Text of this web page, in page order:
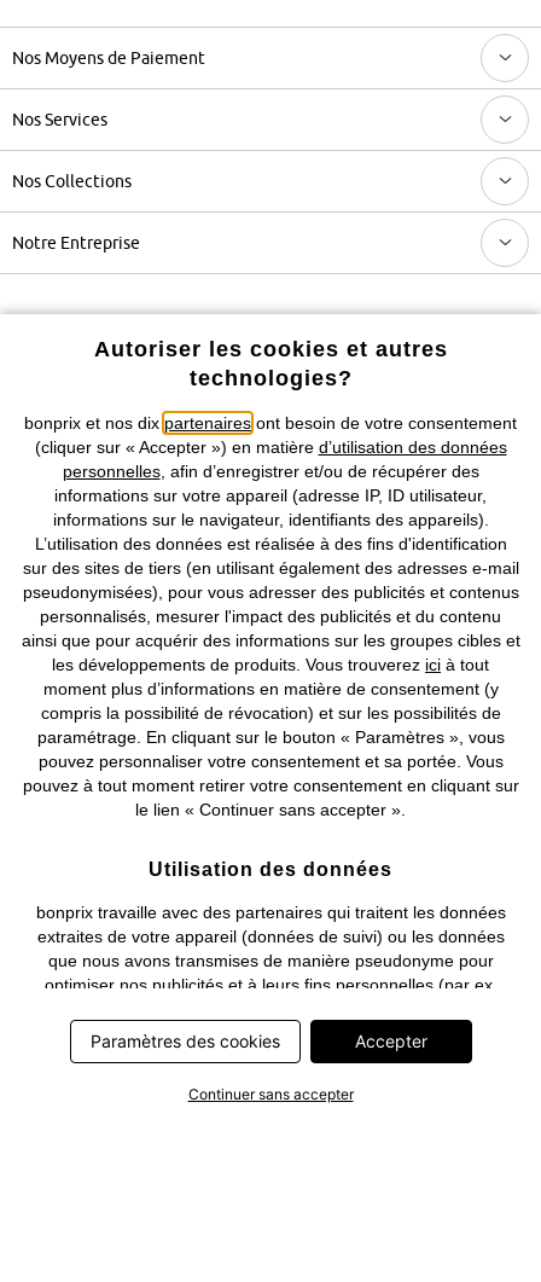
Nos Moyens de Paiement
Nos Services
Nos Collections
Notre Entreprise
Retrouvez bonprix sur
Prix indiqués TVA comprise avec en susfrais de port & de service
CGV Données personnelles Paramètres des cookies
Mentions légales Résilier le contrat
© 2026 bonprix. Tous droits réservés.
Deutsch Français
Autoriser les cookies et autres
technologies?
bonprix et nos dix partenaires ont besoin de votre consentement
(cliquer sur « Accepter ») en matière d’utilisation des données
personnelles, afin d’enregistrer et/ou de récupérer des
informations sur votre appareil (adresse IP, ID utilisateur,
informations sur le navigateur, identifiants des appareils).
L’utilisation des données est réalisée à des fins d'identification
sur des sites de tiers (en utilisant également des adresses e-mail
pseudonymisées), pour vous adresser des publicités et contenus
personnalisés, mesurer l'impact des publicités et du contenu
ainsi que pour acquérir des informations sur les groupes cibles et
les développements de produits. Vous trouverez ici à tout
moment plus d’informations en matière de consentement (y
compris la possibilité de révocation) et sur les possibilités de
paramétrage. En cliquant sur le bouton « Paramètres », vous
pouvez personnaliser votre consentement et sa portée. Vous
pouvez à tout moment retirer votre consentement en cliquant sur
le lien « Continuer sans accepter ».
Utilisation des données
bonprix travaille avec des partenaires qui traitent les données
extraites de votre appareil (données de suivi) ou les données
que nous avons transmises de manière pseudonyme pour
optimiser nos publicités et à leurs fins personnelles (par ex.
cadre, non seulement la collecte des données de suivi ou la
transmission de vos données pseudonymisées mais également
nécessitent un consentement. Les données de suivi seront alors
Paramètres des cookies Accepter
Continuer sans accepter